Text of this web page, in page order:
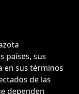
países, sus
en sus términos
de las
dependen